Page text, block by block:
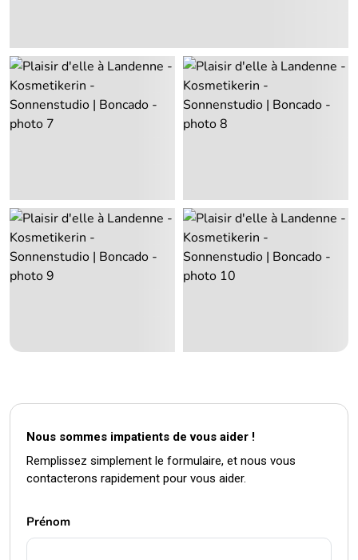
Nous sommes impatients de vous aider !
Remplissez simplement le formulaire, et nous vous
contacterons rapidement pour vous aider.
Prénom